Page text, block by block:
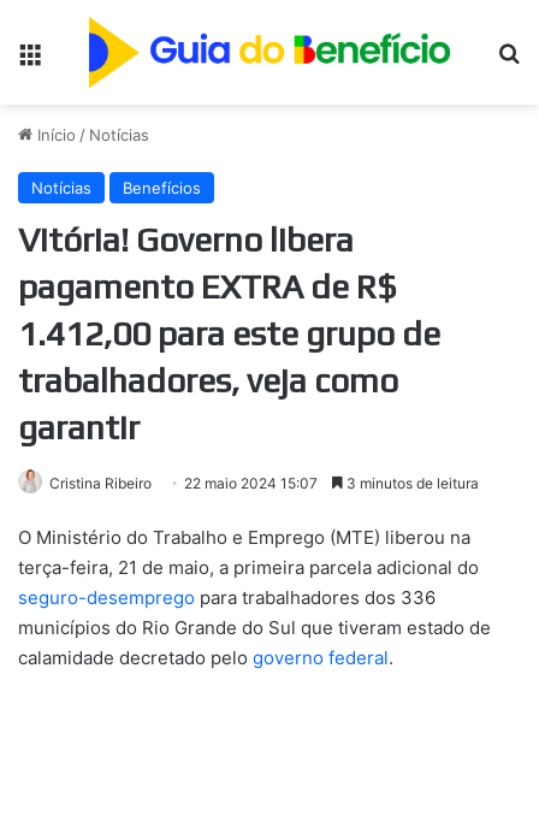
Início / Notícias
Notícias Benefícios
Vitória! Governo libera
pagamento EXTRA de R$
1.412,00 para este grupo de
trabalhadores, veja como
garantir
Cristina Ribeiro 22 maio 2024 15:07 3 minutos de leitura
O Ministério do Trabalho e Emprego (MTE) liberou na
terça-feira, 21 de maio, a primeira parcela adicional do
seguro-desemprego para trabalhadores dos 336
municípios do Rio Grande do Sul que tiveram estado de
calamidade decretado pelo governo federal.